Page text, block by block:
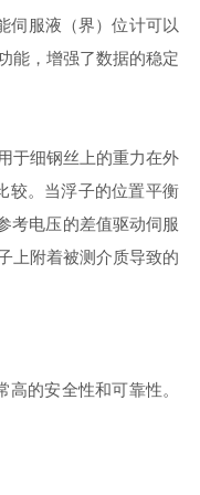
伺服液（界）位计可以
能，增强了数据的稳定
于细钢丝上的重力在外
较。当浮子的位置平衡
考电压的差值驱动伺服
上附着被测介质导致的
的安全性和可靠性。